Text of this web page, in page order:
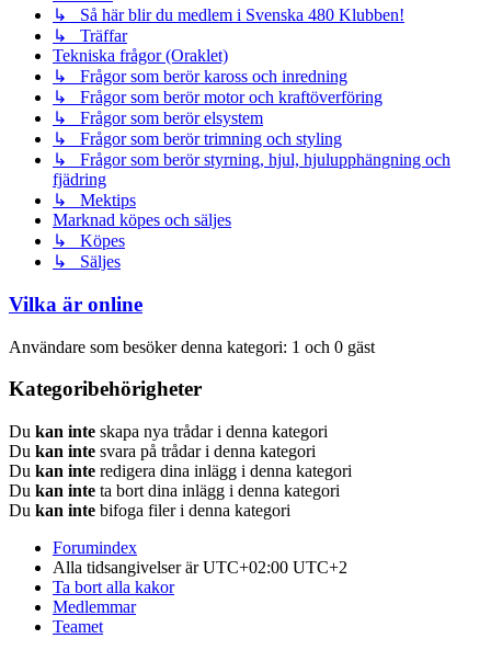
↳ Så här blir du medlem i Svenska 480 Klubben!
↳ Träffar
Tekniska frågor (Oraklet)
↳ Frågor som berör kaross och inredning
↳ Frågor som berör motor och kraftöverföring
↳ Frågor som berör elsystem
↳ Frågor som berör trimning och styling
↳ Frågor som berör styrning, hjul, hjulupphängning och
fjädring
↳ Mektips
Marknad köpes och säljes
↳ Köpes
↳ Säljes
Vilka är online
Användare som besöker denna kategori: 1 och 0 gäst
Kategoribehörigheter
Du kan inte skapa nya trådar i denna kategori
Du kan inte svara på trådar i denna kategori
Du kan inte redigera dina inlägg i denna kategori
Du kan inte ta bort dina inlägg i denna kategori
Du kan inte bifoga filer i denna kategori
Forumindex
Alla tidsangivelser är UTC+02:00 UTC+2
Ta bort alla kakor
Medlemmar
Teamet